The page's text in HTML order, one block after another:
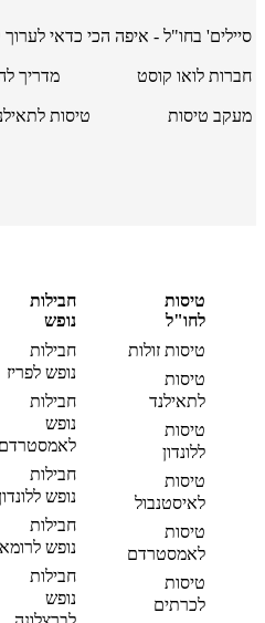
סיילים' בחו"ל - איפה הכי כדאי לערוך
חברות לואו קוסט מדריך
מעקב טיסות טיסות
טיסות
לחו"ל
טיסות זולות
טיסות
לתאילנד
טיסות
ללונדון
טיסות
לאיסטנבול
טיסות
לאמסטרדם
טיסות
לכרתים
חבילות
נופש
חבילות
נופש לפריז
חבילות
נופש
לאמסטרדם
חבילות
נופש
חבילות
נופש לרומא
חבילות
נופש